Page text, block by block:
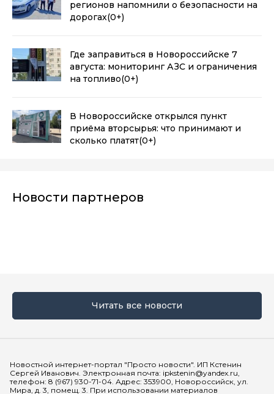
регионов напомнили о безопасности на
дорогах(0+)
Где заправиться в Новороссийске 7
августа: мониторинг АЗС и ограничения
на топливо(0+)
В Новороссийске открылся пункт
приёма вторсырья: что принимают и
сколько платят(0+)
Новости партнеров
Читать все новости
Новостной интернет-портал "Просто новости". ИП Кстенин
Сергей Иванович. Электронная почта: ipkstenin@yandex.ru,
телефон: 8 (967) 930-71-04. Адрес: 353900, Новороссийск, ул.
Мира, д. 3, помещ. 3. При использовании материалов